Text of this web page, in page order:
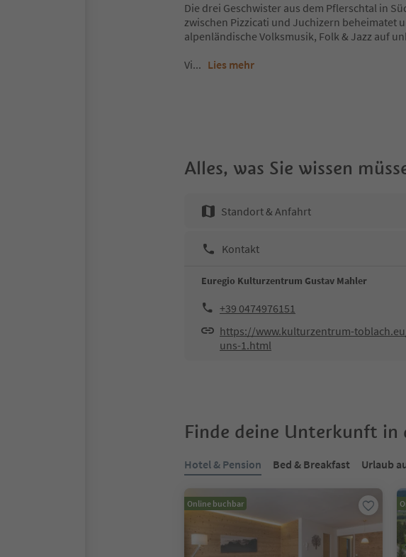
Die drei Geschwister aus dem Pflerschtal in
zwischen Pizzicati und Juchizern beheimatet
alpenländische Volksmusik, Folk & Jazz auf
Vi... Lies mehr
Alles, was Sie wissen
Standort & Anfahrt
Kontakt
Euregio Kulturzentrum Gustav Mahler
+39 0474976151
https://www.kulturzentrum-
uns-1.html
Finde deine Unterkunft in
Hotel & Pension Bed & Breakfast Urlaub
Online buchbar